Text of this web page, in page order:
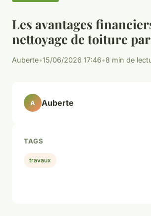
Les avantages
nettoyage de toiture
Auberte•15/06/2026 17:46•8 min de
A Auberte
TAGS
travaux